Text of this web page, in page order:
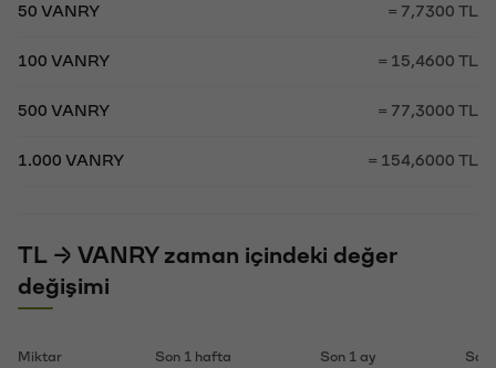
50 VANRY = 7,7300 TL
100 VANRY = 15,4600 TL
500 VANRY = 77,3000 TL
1.000 VANRY = 154,6000 TL
TL → VANRY zaman içindeki değer
değişimi
Miktar Son 1 hafta Son 1 ay Son